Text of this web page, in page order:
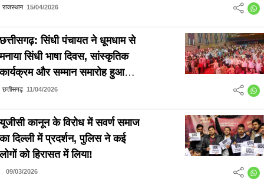
राजस्थान 15/04/2026
छत्तीसगढ़: सिंधी पंचायत ने धूमधाम से
मनाया सिंधी भाषा दिवस, सांस्कृतिक
कार्यक्रम और सम्मान समारोह हुआ
आयोजित
छत्तीसगढ़ 11/04/2026
यूजीसी कानून के विरोध में सवर्ण समाज
का दिल्ली में प्रदर्शन, पुलिस ने कई
लोगों को हिरासत में लिया!
09/03/2026